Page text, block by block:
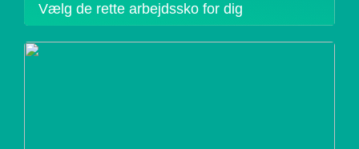
Vælg de rette arbejdssko for dig